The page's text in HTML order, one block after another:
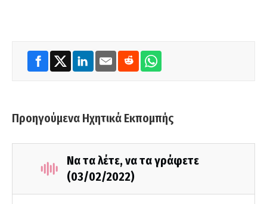
Προηγούμενα Ηχητικά Εκπομπής
Να τα λέτε, να τα γράφετε
(03/02/2022)